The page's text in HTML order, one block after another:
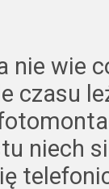
nie wie
czasu
niech